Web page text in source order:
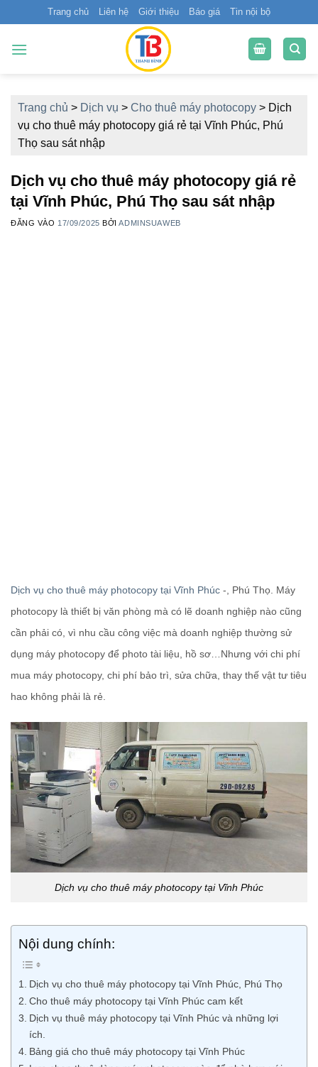
qua
nội
Trang chủ Liên hệ Giới thiệu Báo giá Tin nội bộ
Trang chủ > Dịch vụ > Cho thuê máy photocopy > Dịch
vụ cho thuê máy photocopy giá rẻ tại Vĩnh Phúc, Phú
Thọ sau sát nhập
Dịch vụ cho thuê máy photocopy giá rẻ
tại Vĩnh Phúc, Phú Thọ sau sát nhập
ĐĂNG VÀO 17/09/2025 BỞIADMINSUAWEB
Dịch vụ cho thuê máy photocopy tại Vĩnh Phúc -, Phú Thọ. Máy
photocopy là thiết bị văn phòng mà có lẽ doanh nghiệp nào cũng
cần phải có, vì nhu cầu công việc mà doanh nghiệp thường sử
dụng máy photocopy để photo tài liệu, hồ sơ…Nhưng với chi phí
mua máy photocopy, chi phí bảo trì, sửa chữa, thay thế vật tư tiêu
hao không phải là rẻ.
Dịch vụ cho thuê máy photocopy tại Vĩnh Phúc
Nội dung chính:
Dịch vụ cho thuê máy photocopy tại Vĩnh Phúc, Phú Thọ
Cho thuê máy photocopy tại Vĩnh Phúc cam kết
Dịch vụ thuê máy photocopy tại Vĩnh Phúc và những lợi
ích​.
Bảng giá cho thuê máy photocopy tại Vĩnh Phúc